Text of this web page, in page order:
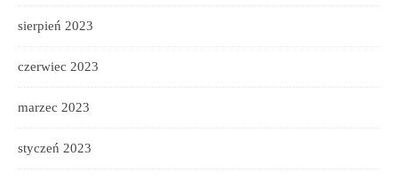
sierpień 2023
czerwiec 2023
marzec 2023
styczeń 2023